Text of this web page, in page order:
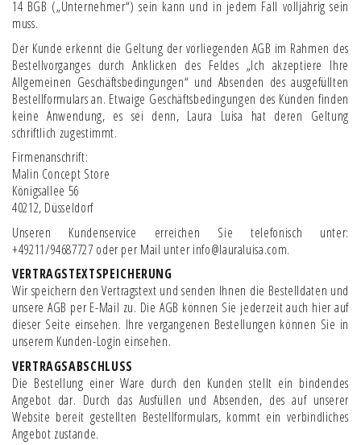
14 BGB („Unternehmer“) sein kann und in jedem Fall volljährig sein
muss.
Der Kunde erkennt die Geltung der vorliegenden AGB im Rahmen des
Bestellvorganges durch Anklicken des Feldes „Ich akzeptiere Ihre
Allgemeinen Geschäftsbedingungen“ und Absenden des ausgefüllten
Bestellformulars an. Etwaige Geschäftsbedingungen des Kunden finden
keine Anwendung, es sei denn, Laura Luisa hat deren Geltung
schriftlich zugestimmt.
Firmenanschrift:
Malin Concept Store
Königsallee 56
40212, Düsseldorf
Unseren Kundenservice erreichen Sie telefonisch unter:
+49211/94687727 oder per Mail unter info@lauraluisa.com.
VERTRAGSTEXTSPEICHERUNG
Wir speichern den Vertragstext und senden Ihnen die Bestelldaten und
unsere AGB per E-Mail zu. Die AGB können Sie jederzeit auch hier auf
dieser Seite einsehen. Ihre vergangenen Bestellungen können Sie in
unserem Kunden-Login einsehen.
VERTRAGSABSCHLUSS
Die Bestellung einer Ware durch den Kunden stellt ein bindendes
Angebot dar. Durch das Ausfüllen und Absenden, des auf unserer
Website bereit gestellten Bestellformulars, kommt ein verbindliches
Angebot zustande.